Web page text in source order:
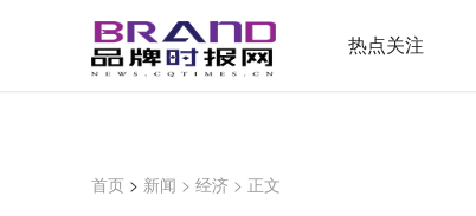
热点关注
首页 > 新闻 > 经济 > 正文